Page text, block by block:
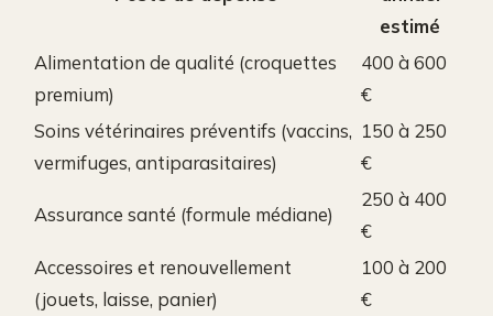
estimé
Alimentation de qualité (croquettes
premium)
400 à 600
€
Soins vétérinaires préventifs (vaccins,
vermifuges, antiparasitaires)
150 à 250
€
Assurance santé (formule médiane)
250 à 400
€
Accessoires et renouvellement
(jouets, laisse, panier)
100 à 200
€